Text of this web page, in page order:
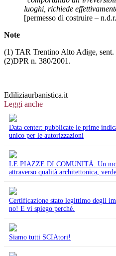
luoghi, richiede
[permesso di costruire –
Note
(1) TAR Trentino Alto Adige, sent.
(2)DPR n. 380/2001.
Ediliziaurbanistica.it
Leggi anche
Data center: pubblicate le prime
unico per le autorizzazioni
LE PIAZZE DI COMUNITÀ. Un
attraverso qualità architettonica,
Certificazione stato legittimo degli
no! E vi spiego perché.
Siamo tutti SCIAtori!